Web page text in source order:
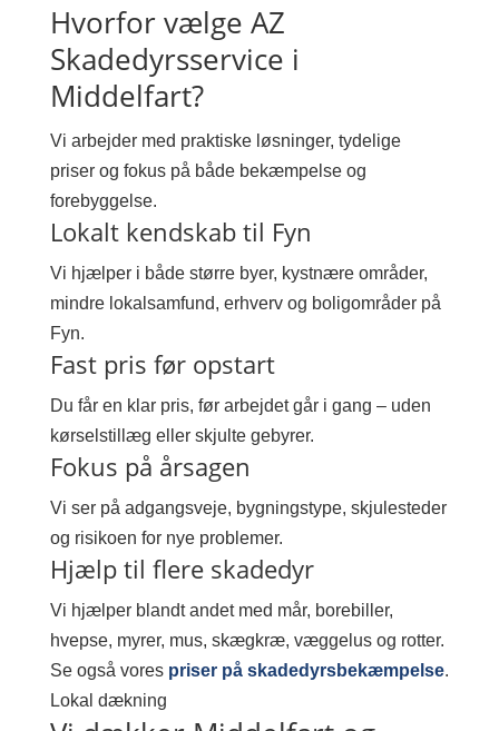
Hvorfor vælge AZ
Skadedyrsservice i
Middelfart?
Vi arbejder med praktiske løsninger, tydelige
priser og fokus på både bekæmpelse og
forebyggelse.
Lokalt kendskab til Fyn
Vi hjælper i både større byer, kystnære områder,
mindre lokalsamfund, erhverv og boligområder på
Fyn.
Fast pris før opstart
Du får en klar pris, før arbejdet går i gang – uden
kørselstillæg eller skjulte gebyrer.
Fokus på årsagen
Vi ser på adgangsveje, bygningstype, skjulesteder
og risikoen for nye problemer.
Hjælp til flere skadedyr
Vi hjælper blandt andet med mår, borebiller,
hvepse, myrer, mus, skægkræ, væggelus og rotter.
Se også vores priser på skadedyrsbekæmpelse.
Lokal dækning